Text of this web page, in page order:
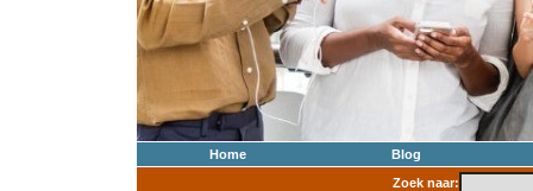
Home
Blog
Zoek naar: